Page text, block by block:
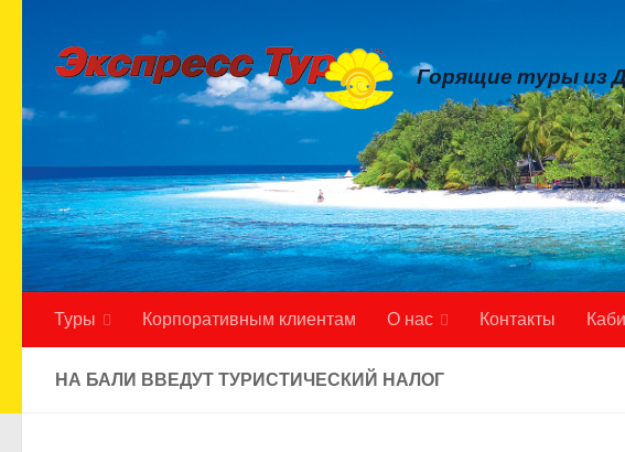
Skip to content
Горящие туры из
Туры Корпоративным клиентам О нас Контакты
НА БАЛИ ВВЕДУТ ТУРИСТИЧЕСКИЙ НАЛОГ